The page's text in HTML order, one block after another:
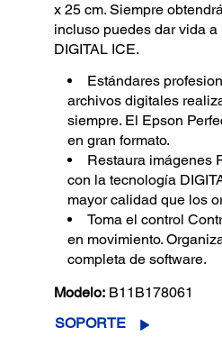
x 25 cm. Siempre
incluso puedes dar vida
DIGITAL ICE.
Estándares
archivos digitales
siempre. El Epson
en gran formato.
Restaura imágenes
con la tecnología
mayor calidad que los
Toma el control
en movimiento.
completa de software.
Modelo: B11B178061
SOPORTE